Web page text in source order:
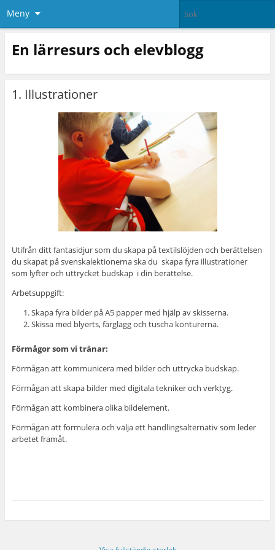
Meny
En lärresurs och elevblogg
1. Illustrationer
Utifrån ditt fantasidjur som du skapa på textilslöjden och berättelsen
du skapat på svenskalektionerna ska du skapa fyra illustrationer
som lyfter och uttrycket budskap i din berättelse.
Arbetsuppgift:
Skapa fyra bilder på A5 papper med hjälp av skisserna.
Skissa med blyerts, färglägg och tuscha konturerna.
Förmågor som vi tränar:
Förmågan att kommunicera med bilder och uttrycka budskap.
Förmågan att skapa bilder med digitala tekniker och verktyg.
Förmågan att kombinera olika bildelement.
Förmågan att formulera och välja ett handlingsalternativ som leder
arbetet framåt.